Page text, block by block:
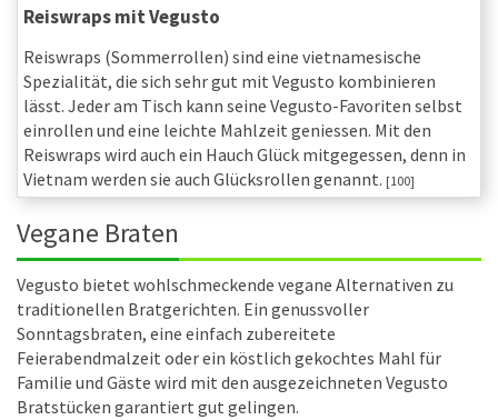
Reiswraps mit Vegusto
Reiswraps (Sommerrollen) sind eine vietnamesische
Spezialität, die sich sehr gut mit Vegusto kombinieren
lässt. Jeder am Tisch kann seine Vegusto-Favoriten selbst
einrollen und eine leichte Mahlzeit geniessen. Mit den
Reiswraps wird auch ein Hauch Glück mitgegessen, denn in
Vietnam werden sie auch Glücksrollen genannt. [100]
Vegane Braten
Vegusto bietet wohlschmeckende vegane Alternativen zu
traditionellen Bratgerichten. Ein genussvoller
Sonntagsbraten, eine einfach zubereitete
Feierabendmalzeit oder ein köstlich gekochtes Mahl für
Familie und Gäste wird mit den ausgezeichneten Vegusto
Bratstücken garantiert gut gelingen.